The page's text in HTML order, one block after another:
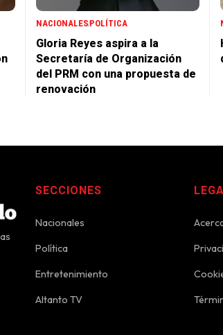
NACIONALESPOLÍTICA
Gloria Reyes aspira a la
Secretaría de Organización
del PRM con una propuesta de
renovación
SECCIONES
Nacionales
Política
Entretenimiento
Altanto TV